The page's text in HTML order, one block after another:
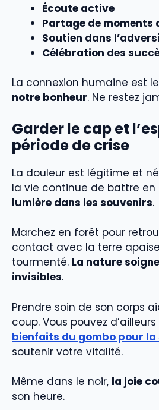
Écoute active
Partage de moments
Soutien dans
Célébration des
La connexion humaine est le
notre bonheur. Ne restez
Garder le cap et
période de crise
La douleur est légitime et
la vie continue de battre en
lumière dans les souvenirs.
Marchez en forêt pour
contact avec la terre apaise
tourmenté. La nature
invisibles.
Prendre soin de son corps
coup. Vous pouvez
bienfaits du gombo pour la
soutenir votre vitalité.
Même dans le noir, la joie
son heure.